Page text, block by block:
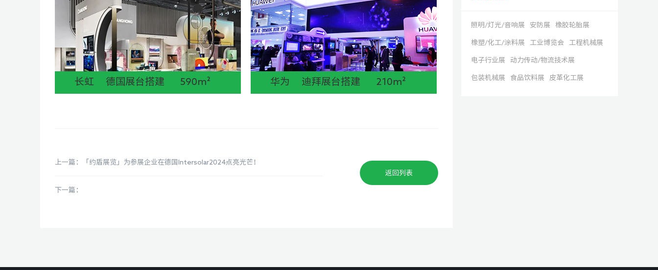
长虹 德国展台搭建 590m² 华为 迪拜展台搭建 210m²
上一篇：「约盾展览」为参展企业在德国Intersolar2024点亮光芒！
下一篇：
返回列表
照明/灯光/音响展 安防展 橡胶轮胎展
橡塑/化工/涂料展 工业博览会 工程机械展
电子行业展 动力传动/物流技术展
包装机械展 食品饮料展 皮革化工展